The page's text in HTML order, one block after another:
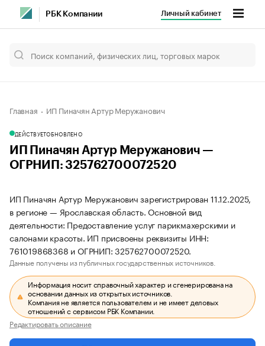
РБК Компании Личный кабинет
Главная ИП Пиначян Артур Меружанович
ДЕЙСТВУЕТОБНОВЛЕНО
ИП Пиначян Артур Меружанович —
ОГРНИП: 325762700072520
ИП Пиначян Артур Меружанович зарегистрирован 11.12.2025,
в регионе — Ярославская область. Основной вид
деятельности: Предоставление услуг парикмахерскими и
салонами красоты. ИП присвоены реквизиты ИНН:
761019868368 и ОГРНИП: 325762700072520.
Данные получены из публичных государственных источников.
Информация носит справочный характер и сгенерирована на
основании данных из открытых источников.
Компания не является пользователем и не имеет деловых
отношений с сервисом РБК Компании.
Редактировать описание